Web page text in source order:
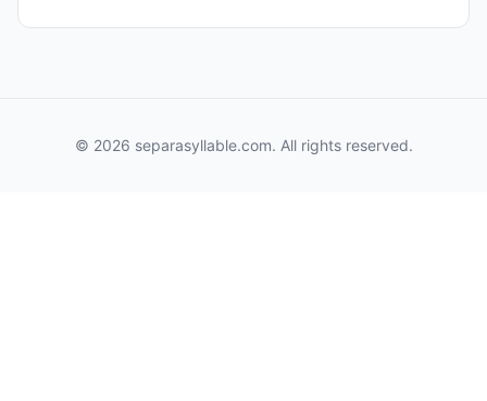
© 2026 separasyllable.com. All rights reserved.